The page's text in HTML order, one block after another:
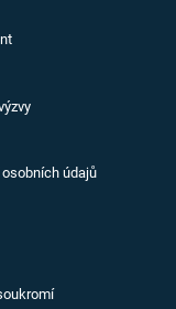
údajů